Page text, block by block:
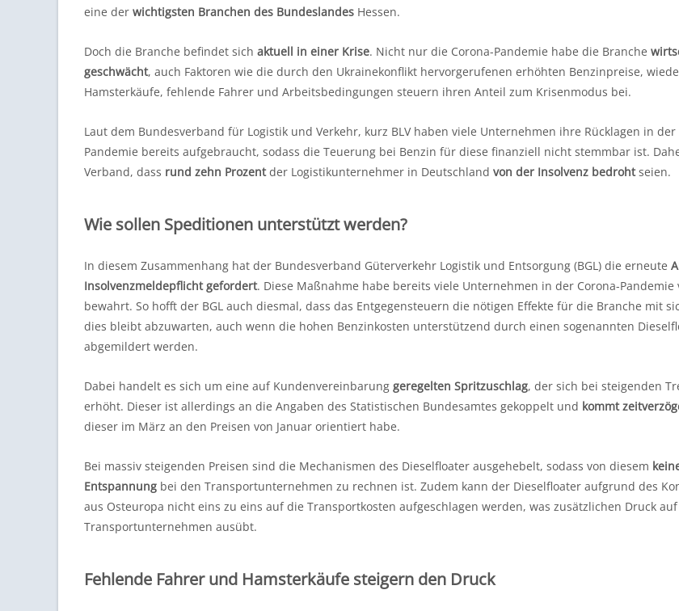
eine der wichtigsten Branchen des Bundeslandes Hessen.
Doch die Branche befindet sich aktuell in einer Krise. Nicht nur die Corona-Pandemie habe die Branche
geschwächt, auch Faktoren wie die durch den Ukrainekonflikt hervorgerufenen erhöhten Benzinpreise,
Hamsterkäufe, fehlende Fahrer und Arbeitsbedingungen steuern ihren Anteil zum Krisenmodus bei.
Laut dem Bundesverband für Logistik und Verkehr, kurz BLV haben viele Unternehmen ihre Rücklagen in der
Pandemie bereits aufgebraucht, sodass die Teuerung bei Benzin für diese finanziell nicht stemmbar ist.
Verband, dass rund zehn Prozentder Logistikunternehmer in Deutschland von der Insolvenz bedrohtseien.
Wie sollen Speditionen unterstützt werden?
In diesem Zusammenhang hat der Bundesverband Güterverkehr Logistik und Entsorgung (BGL) die erneute
Insolvenzmeldepflicht gefordert. Diese Maßnahme habe bereits viele Unternehmen in der Corona-Pandemie
bewahrt. So hofft der BGL auch diesmal, dass das Entgegensteuern die nötigen Effekte für die Branche mit
dies bleibt abzuwarten, auch wenn die hohen Benzinkosten unterstützend durch einen sogenannten
abgemildert werden.
Dabei handelt es sich um eine auf Kundenvereinbarung geregelten Spritzuschlag, der sich bei steigenden
erhöht. Dieser ist allerdings an die Angaben des Statistischen Bundesamtes gekoppelt und kommt
dieser im März an den Preisen von Januar orientiert habe.
Bei massiv steigenden Preisen sind die Mechanismen des Dieselfloater ausgehebelt, sodass von diesem
Entspannung bei den Transportunternehmen zu rechnen ist. Zudem kann der Dieselfloater aufgrund des
aus Osteuropa nicht eins zu eins auf die Transportkosten aufgeschlagen werden, was zusätzlichen Druck
Transportunternehmen ausübt.
Fehlende Fahrer und Hamsterkäufe steigern den Druck